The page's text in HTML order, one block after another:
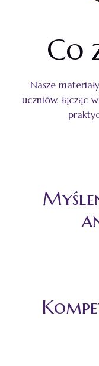
Co
Nasze
uczniów, łącząc